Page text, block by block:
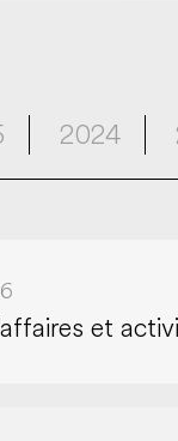
2024
et